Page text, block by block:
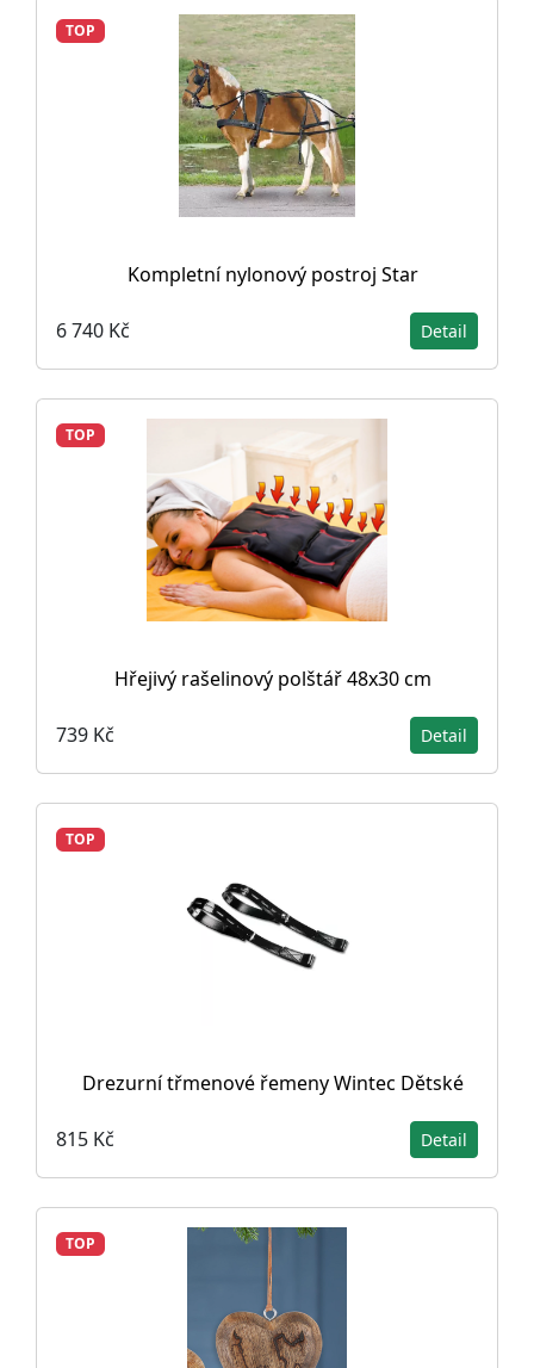
TOP
Kompletní nylonový postroj Star
6 740 Kč Detail
TOP
Hřejivý rašelinový polštář 48x30 cm
739 Kč Detail
TOP
Drezurní třmenové řemeny Wintec Dětské
815 Kč Detail
TOP